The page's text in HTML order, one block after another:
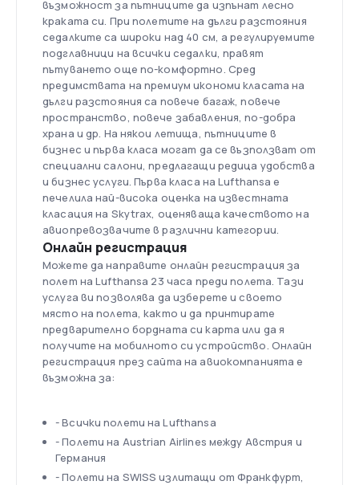
възможност за пътниците да изпънат лесно
краката си. При полетите на дълги разстояния
седалките са широки над 40 см, а регулируемите
подглавници на всички седалки, правят
пътуването още по-комфортно. Сред
предимствата на премиум икономи класата на
дълги разстояния са повече багаж, повече
пространство, повече забавления, по-добра
храна и др. На някои летища, пътниците в
бизнес и първа класа могат да се възползват от
специални салони, предлагащи редица удобства
и бизнес услуги. Първа класа на Lufthansa е
печелила най-висока оценка на известната
класация на Skytrax, оценяваща качеството на
авиопревозвачите в различни категории.
Онлайн регистрация
Можете да направите онлайн регистрация за
полет на Lufthansa 23 часа преди полета. Тази
услуга ви позволява да изберете и своето
място на полета, както и да принтирате
предварително бордната си карта или да я
получите на мобилното си устройство. Онлайн
регистрация през сайта на авиокомпанията е
възможна за:
- Всички полети на Lufthansa
- Полети на Austrian Airlines между Австрия и
Германия
- Полети на SWISS излитащи от Франкфурт,